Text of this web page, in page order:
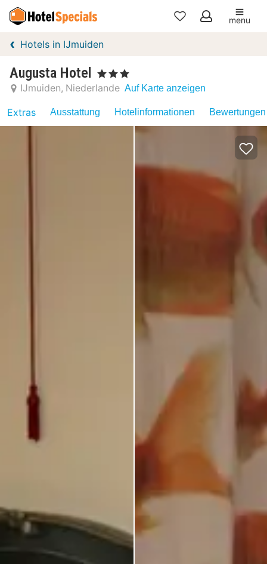
Meine
menu
Hotels in IJmuiden
Augusta Hotel , 3 Sterne
IJmuiden Niederlande Auf Karte anzeigen
Extras Ausstattung Hotelinformationen